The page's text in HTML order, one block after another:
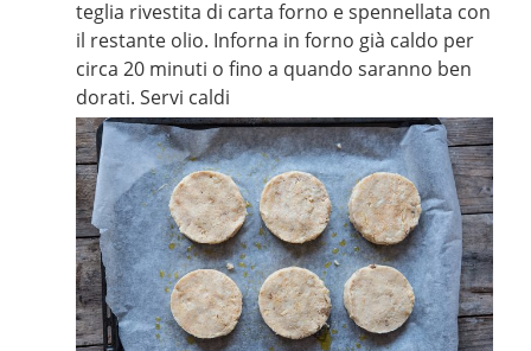
teglia rivestita di carta forno e spennellata con
il restante olio. Inforna in forno già caldo per
circa 20 minuti o fino a quando saranno ben
dorati. Servi caldi